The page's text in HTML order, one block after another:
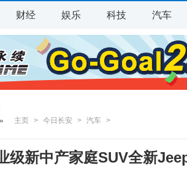
财经 娱乐 科技 汽车
主页 > 今日长安 > 汽车 >
级新中产家庭SUV全新